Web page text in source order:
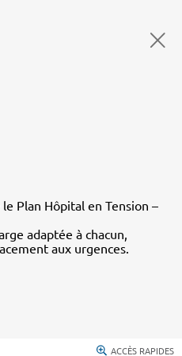
Plan Hôpital en Tension –
adaptée à chacun,
aux urgences.
ACCÈS RAPIDES